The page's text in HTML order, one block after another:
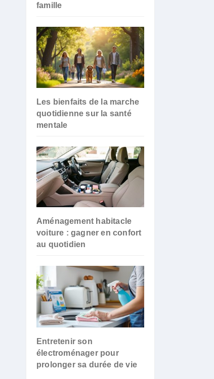
famille
Les bienfaits de la marche
quotidienne sur la santé
mentale
Aménagement habitacle
voiture : gagner en confort
au quotidien
Entretenir son
électroménager pour
prolonger sa durée de vie